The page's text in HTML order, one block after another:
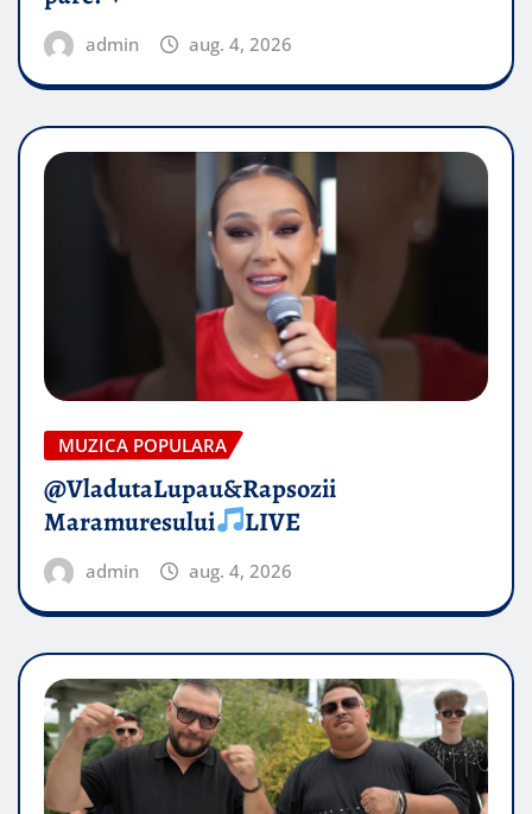
admin aug. 4, 2026
MUZICA POPULARA
@VladutaLupau&Rapsozii
Maramuresului
LIVE
admin aug. 4, 2026